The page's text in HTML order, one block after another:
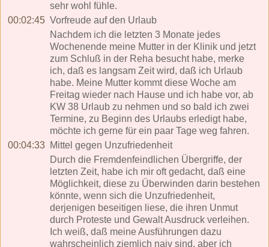
sehr wohl fühle.
00:02:45 Vorfreude auf den Urlaub
Nachdem ich die letzten 3 Monate jedes
Wochenende meine Mutter in der Klinik und jetzt
zum Schluß in der Reha besucht habe, merke
ich, daß es langsam Zeit wird, daß ich Urlaub
habe. Meine Mutter kommt diese Woche am
Freitag wieder nach Hause und ich habe vor, ab
KW 38 Urlaub zu nehmen und so bald ich zwei
Termine, zu Beginn des Urlaubs erledigt habe,
möchte ich gerne für ein paar Tage weg fahren.
00:04:33 Mittel gegen Unzufriedenheit
Durch die Fremdenfeindlichen Übergriffe, der
letzten Zeit, habe ich mir oft gedacht, daß eine
Möglichkeit, diese zu Überwinden darin bestehen
könnte, wenn sich die Unzufriedenheit,
derjenigen beseitigen liese, die ihren Unmut
durch Proteste und Gewalt Ausdruck verleihen.
Ich weiß, daß meine Ausführungen dazu
wahrscheinlich ziemlich naiv sind, aber ich